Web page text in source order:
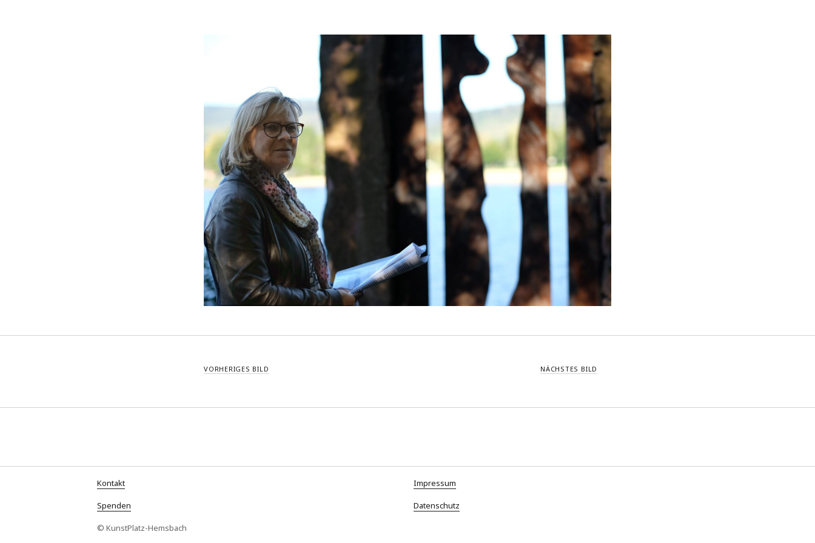
VORHERIGES BILD NÄCHSTES BILD
Kontakt Impressum
Spenden Datenschutz
© KunstPlatz-Hemsbach